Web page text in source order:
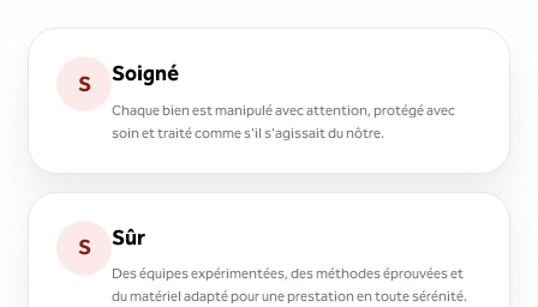
S Soigné
Chaque bien est manipulé avec attention, protégé avec
soin et traité comme s'il s'agissait du nôtre.
S Sûr
Des équipes expérimentées, des méthodes éprouvées et
du matériel adapté pour une prestation en toute sérénité.